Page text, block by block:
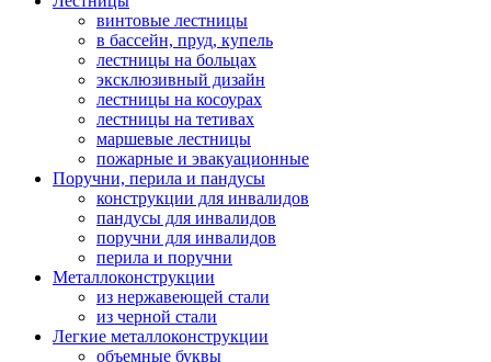
винтовые лестницы
в бассейн, пруд, купель
лестницы на больцах
эксклюзивный дизайн
лестницы на косоурах
лестницы на тетивах
маршевые лестницы
пожарные и эвакуационные
Поручни, перила и пандусы
конструкции для инвалидов
пандусы для инвалидов
поручни для инвалидов
перила и поручни
Металлоконструкции
из нержавеющей стали
из черной стали
Легкие металлоконструкции
объемные буквы